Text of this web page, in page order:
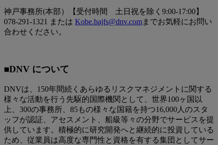
神戸事務所(本部）【受付時間 土日祝を除く9:00-17:00】
078-291-1321 または Kobe.bajfs@dnv.comまでお気軽にお問い
合わせください。
■DNV について
DNVは、150年間続くあらゆるリスクマネジメントに関する
様々な活動を行う先駆的国際機関として、世界100ヶ国以
上、300の事務所、85もの様々な国籍を持つ16,000人のスタ
ッフが認証、アセスメント、船級等々の分野でサービスを提
供しています。積極的に研究開発へと継続的に投資している
ため、従業員は高度な専門性と資格を有する集団としてサー